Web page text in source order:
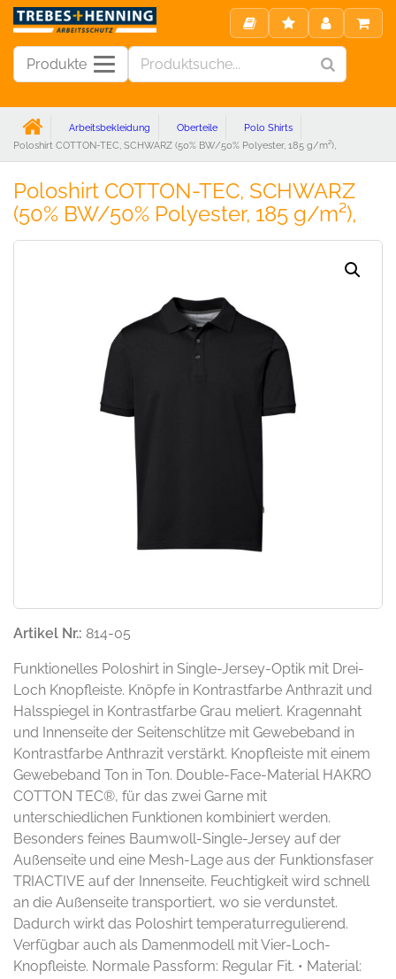
Produkte
Arbeitsbekleidung Oberteile
Polo Shirts
Poloshirt COTTON-TEC, SCHWARZ (50% BW/50% Polyester, 185 g/m²),
Poloshirt COTTON-TEC, SCHWARZ
(50% BW/50% Polyester, 185 g/m²),
Artikel Nr.: 814-05
Funktionelles Poloshirt in Single-Jersey-Optik mit Drei-
Loch Knopfleiste. Knöpfe in Kontrastfarbe Anthrazit und
Halsspiegel in Kontrastfarbe Grau meliert. Kragennaht
und Innenseite der Seitenschlitze mit Gewebeband in
Kontrastfarbe Anthrazit verstärkt. Knopfleiste mit einem
Gewebeband Ton in Ton. Double-Face-Material HAKRO
COTTON TEC®, für das zwei Garne mit
unterschiedlichen Funktionen kombiniert werden.
Besonders feines Baumwoll-Single-Jersey auf der
Außenseite und eine Mesh-Lage aus der Funktionsfaser
TRIACTIVE auf der Innenseite. Feuchtigkeit wird schnell
an die Außenseite transportiert, wo sie verdunstet.
Dadurch wirkt das Poloshirt temperaturregulierend.
Verfügbar auch als Damenmodell mit Vier-Loch-
Knopfleiste. Normale Passform: Regular Fit. • Material: